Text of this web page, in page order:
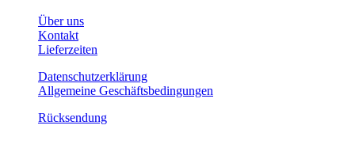
Über uns
Kontakt
Lieferzeiten
Datenschutzerklärung
Allgemeine Geschäftsbedingungen
Rücksendung